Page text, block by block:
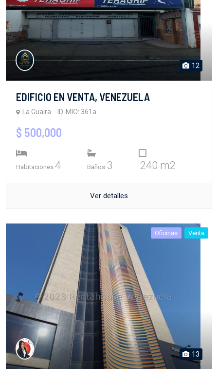
12
EDIFICIO EN VENTA, VENEZUELA
La Guaira ID-MIO: 361a
$ 500,000
Habitaciones 4 Baños 3 240 m2
Ver detalles
Oficinas Venta
13